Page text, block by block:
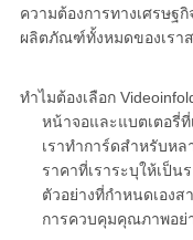
ความต้องการทางเศรษฐ
ผลิตภัณฑ์ทั้งหมดของเรา
ทำไมต้องเลือก
หน้าจอและแบตเตอรี่
เราทำการ์ดสำหรับหล
ราคาที่เราระบุให้เป็
ตัวอย่างที่กำหนดเอง
การควบคุมคุณภาพอย่